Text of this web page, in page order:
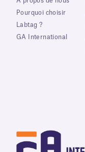
Pourquoi choisir
Labtag ?
GA International